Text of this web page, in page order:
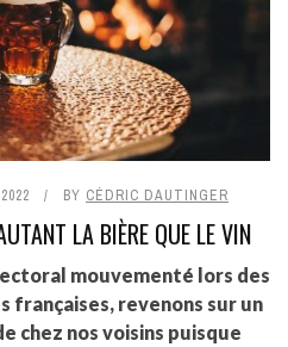
BY CÉDRIC DAUTINGER
LA BIÈRE QUE LE VIN
mouvementé lors des
revenons sur un
chez nos voisins puisque